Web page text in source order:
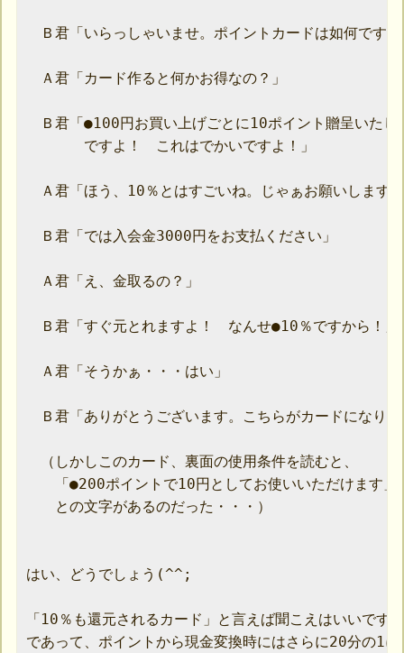
Ｂ君「いらっしゃいませ。ポイントカードは如何です
Ａ君「カード作ると何かお得なの？」
Ｂ君「●100円お買い上げごとに10ポイント贈呈いたし
ですよ！　これはでかいですよ！」
Ａ君「ほう、10％とはすごいね。じゃぁお願いします
Ｂ君「では入会金3000円をお支払ください」
Ａ君「え、金取るの？」
Ｂ君「すぐ元とれますよ！　なんせ●10％ですから！」
Ａ君「そうかぁ・・・はい」
Ｂ君「ありがとうございます。こちらがカードになり
（しかしこのカード、裏面の使用条件を読むと、
「●200ポイントで10円としてお使いいただけます」
との文字があるのだった・・・）
はい、どうでしょう(^^;
「10％も還元されるカード」と言えば聞こえはいいです
であって、ポイントから現金変換時にはさらに20分の1